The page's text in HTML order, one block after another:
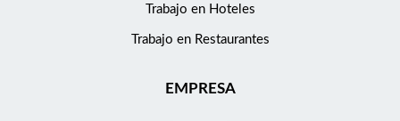
Trabajo en Hoteles
Trabajo en Restaurantes
EMPRESA